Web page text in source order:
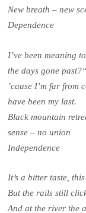
New breath – new
Dependence
I’ve been meaning
the days gone past?“
’cause I’m far from
have been my last.
Black mountain
sense – no union
Independence
It’s a bitter taste,
But the rails still
And at the river the